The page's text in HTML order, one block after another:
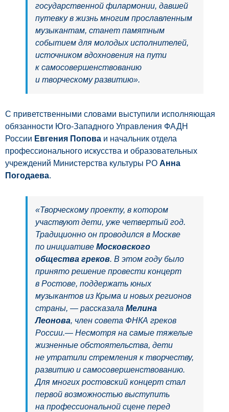
государственной филармонии, давшей
путевку в жизнь многим прославленным
музыкантам, станет памятным
событием для молодых исполнителей,
источником вдохновения на пути
к самосовершенствованию
и творческому развитию».
С приветственными словами выступили исполняющая
обязанности Юго-Западного Управления ФАДН
России Евгения Попова и начальник отдела
профессионального искусства и образовательных
учреждений Министерства культуры РО Анна
Погодаева.
«Творческому проекту, в котором
участвуют дети, уже четвертый год.
Традиционно он проводился в Москве
по инициативе Московского
общества греков. В этом году было
принято решение провести концерт
в Ростове, поддержать юных
музыкантов из Крыма и новых регионов
страны, — рассказала Мелина
Леонова, член совета ФНКА греков
России.— Несмотря на самые тяжелые
жизненные обстоятельства, дети
не утратили стремления к творчеству,
развитию и самосовершенствованию.
Для многих ростовский концерт стал
первой возможностью выступить
на профессиональной сцене перед